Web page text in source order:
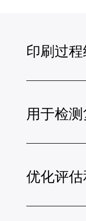
印刷过
用于检
优化评